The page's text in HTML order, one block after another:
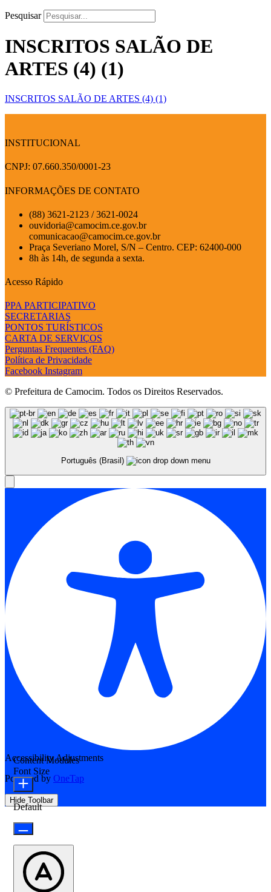
Pesquisar
INSCRITOS SALÃO DE
ARTES (4) (1)
INSCRITOS SALÃO DE ARTES (4) (1)
INSTITUCIONAL
CNPJ: 07.660.350/0001-23
INFORMAÇÕES DE CONTATO
(88) 3621-2123 / 3621-0024
ouvidoria@camocim.ce.gov.br
comunicacao@camocim.ce.gov.br
Praça Severiano Morel, S/N – Centro. CEP: 62400-000
8h às 14h, de segunda a sexta.
Acesso Rápido
PPA PARTICIPATIVO
SECRETARIAS
PONTOS TURÍSTICOS
CARTA DE SERVIÇOS
Perguntas Frequentes (FAQ)
Política de Privacidade
Facebook Instagram
© Prefeitura de Camocim. Todos os Direitos Reservados.
Português (Brasil)
Accessibility Adjustments
Powered by OneTap
Hide Toolbar
Content Modules
Font Size
Default